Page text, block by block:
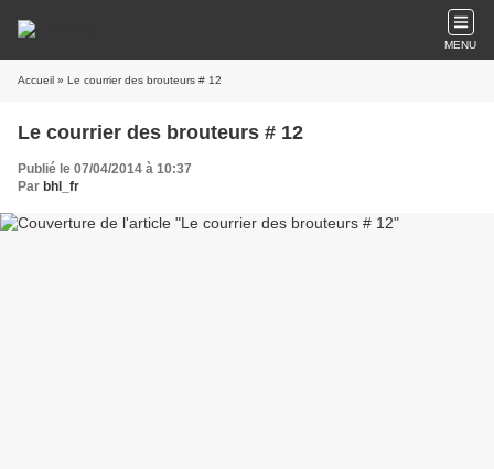
MENU
Accueil » Le courrier des brouteurs # 12
Le courrier des brouteurs # 12
Publié le 07/04/2014 à 10:37
Par bhl_fr